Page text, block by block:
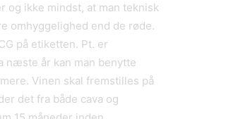
og ikke mindst, at man teknisk
omhyggelighed end de røde.
på etiketten. Pt. er
næste år kan man benytte
Vinen skal fremstilles på
det fra både cava og